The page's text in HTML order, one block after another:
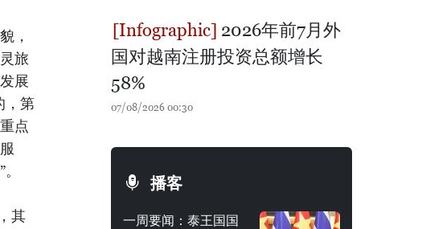
，
旅
展
，第
点
其
2026年前7月外
国对越南注册投资总额增长
58%
07/08/2026 00:30
播客
一周要闻：泰王国国